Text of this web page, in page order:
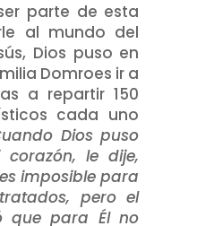
parte de esta
al mundo del
Dios puso en
Domroes ir a
a repartir 150
cada uno
Dios puso
le dije,
imposible para
pero el
que para Él no